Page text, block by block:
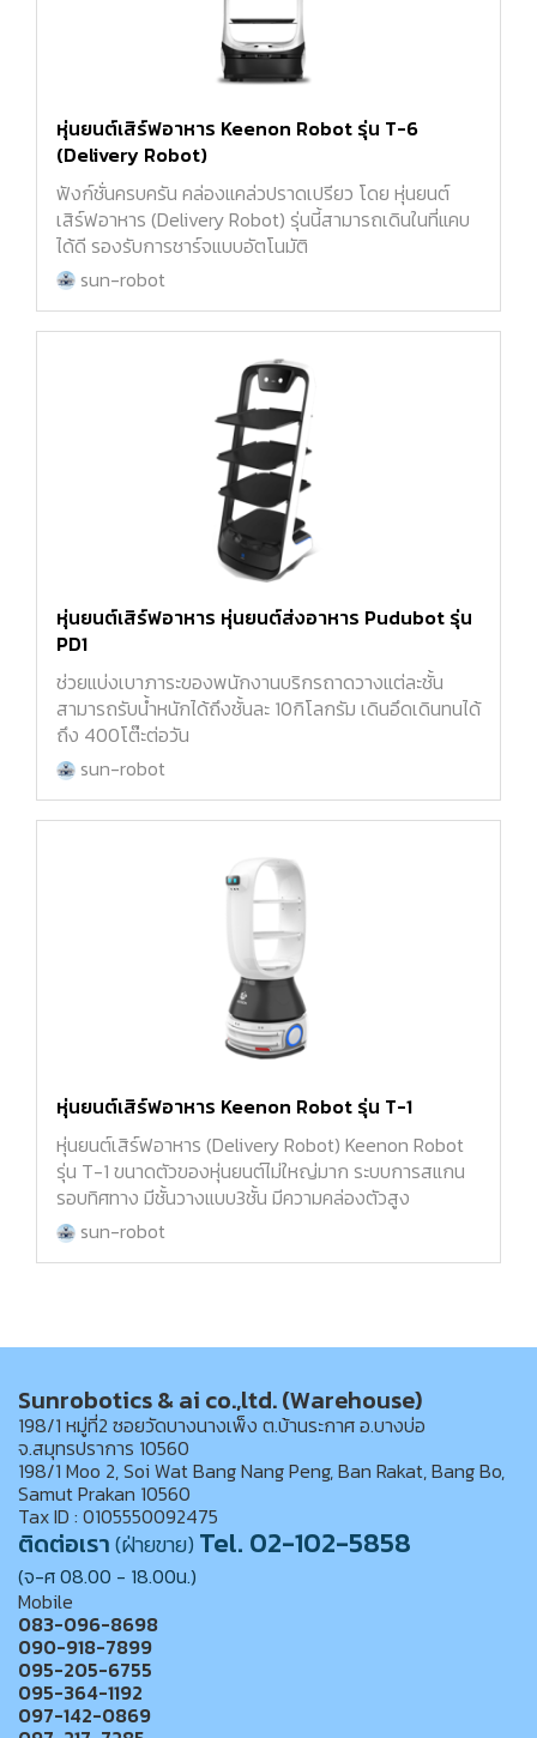
หุ่นยนต์เสิร์ฟอาหาร Keenon Robot รุ่น T-6
(Delivery Robot)
ฟังก์ชั่นครบครัน คล่องแคล่วปราดเปรียว โดย หุ่นยนต์
เสิร์ฟอาหาร (Delivery Robot) รุ่นนี้สามารถเดินในที่แคบ
ได้ดี รองรับการชาร์จแบบอัตโนมัติ
sun-robot
หุ่นยนต์เสิร์ฟอาหาร หุ่นยนต์ส่งอาหาร Pudubot รุ่น
PD1
ช่วยแบ่งเบาภาระของพนักงานบริกรถาดวางแต่ละชั้น
สามารถรับน้ำหนักได้ถึงชั้นละ 10กิโลกรัม เดินอึดเดินทนได้
ถึง 400โต๊ะต่อวัน
sun-robot
หุ่นยนต์เสิร์ฟอาหาร Keenon Robot รุ่น T-1
หุ่นยนต์เสิร์ฟอาหาร (Delivery Robot) Keenon Robot
รุ่น T-1 ขนาดตัวของหุ่นยนต์ไม่ใหญ่มาก ระบบการสแกน
รอบทิศทาง มีชั้นวางแบบ3ชั้น มีความคล่องตัวสูง
sun-robot
Sunrobotics & ai co.,ltd. (Warehouse)
198/1 หมู่ที่2 ซอยวัดบางนางเพ็ง ต.บ้านระกาศ อ.บางบ่อ
จ.สมุทรปราการ 10560
198/1 Moo 2, Soi Wat Bang Nang Peng, Ban Rakat, Bang Bo,
Samut Prakan 10560
Tax ID : 0105550092475
ติดต่อเรา(ฝ่ายขาย) Tel. 02-102-5858
(จ-ศ 08.00 - 18.00น.)
Mobile
083-096-8698
090-918-7899
095-205-6755
095-364-1192
097-142-0869